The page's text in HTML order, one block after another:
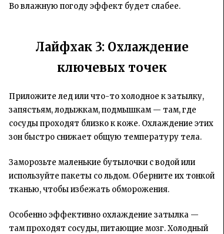
Во влажную погоду эффект будет слабее.
Лайфхак 3: Охлаждение
ключевых точек
Приложите лед или что-то холодное к затылку,
запястьям, лодыжкам, подмышкам — там, где
сосуды проходят близко к коже. Охлаждение этих
зон быстро снижает общую температуру тела.
Заморозьте маленькие бутылочки с водой или
используйте пакеты со льдом. Оберните их тонкой
тканью, чтобы избежать обморожения.
Особенно эффективно охлаждение затылка —
там проходят сосуды, питающие мозг. Холодный